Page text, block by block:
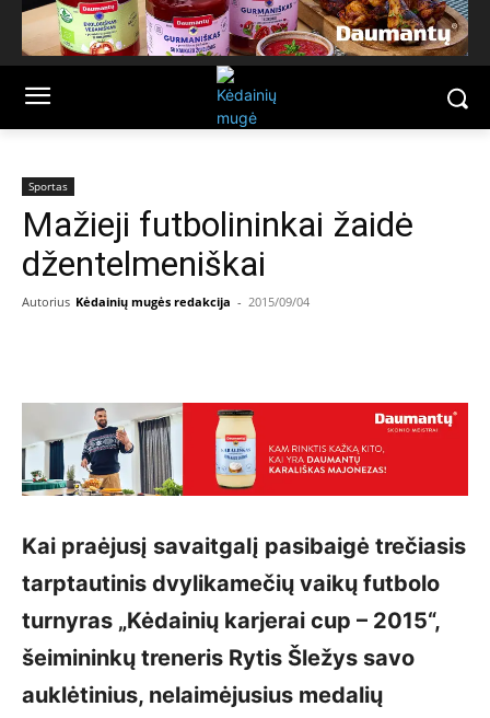
Sportas
Mažieji futbolininkai žaidė
džentelmeniškai
Autorius Kėdainių mugės redakcija - 2015/09/04
Kai praėjusį savaitgalį pasibaigė trečiasis
tarptautinis dvylikamečių vaikų futbolo
turnyras „Kėdainių karjerai cup – 2015“,
šeimininkų treneris Rytis Šležys savo
auklėtinius, nelaimėjusius medalių